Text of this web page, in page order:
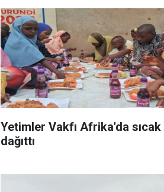
Yetimler Vakfı Afrika'da
dağıttı